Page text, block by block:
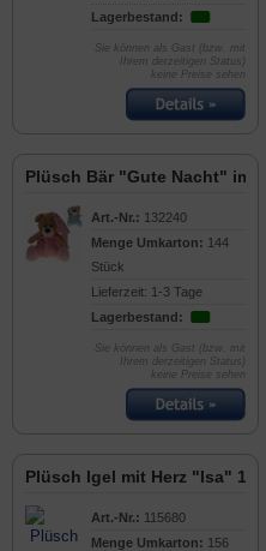
Lagerbestand:
Sie können als Gast (bzw. mit
Ihrem derzeitigen Status)
keine Preise sehen
Plüsch Bär "Gute Nacht" im
Art.-Nr.: 132240
Menge Umkarton: 144
Stück
Lieferzeit: 1-3 Tage
Lagerbestand:
Sie können als Gast (bzw. mit
Ihrem derzeitigen Status)
keine Preise sehen
Plüsch Igel mit Herz "Isa"
Art.-Nr.: 115680
Menge Umkarton: 156